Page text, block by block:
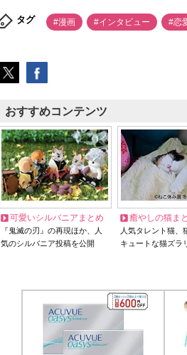
タグ #漫画 #インタビュー #恋
おすすめコンテンツ
可愛いシルバニアまとめ
『鬼滅の刃』の再現ほか、人
気のシルバニア投稿を公開
癒やしの猫ま
人気タレント猫
キュートな猫ズラ